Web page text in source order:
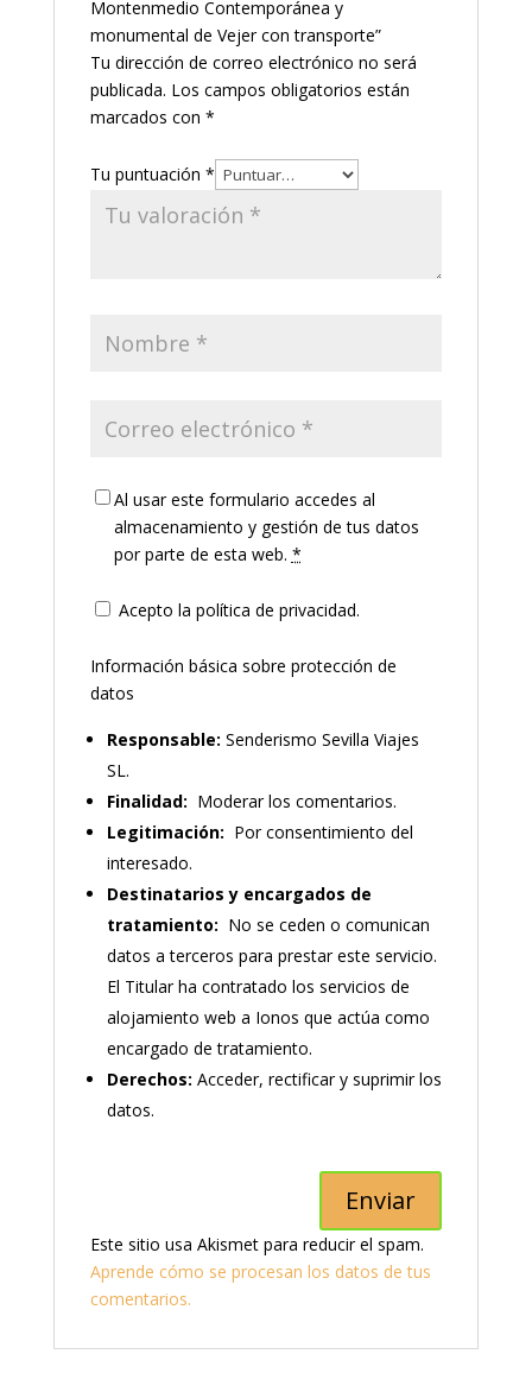
Montenmedio Contemporánea y
monumental de Vejer con transporte”
Tu dirección de correo electrónico no será
publicada. Los campos obligatorios están
marcados con *
Tu puntuación *
Al usar este formulario accedes al
almacenamiento y gestión de tus datos
por parte de esta web. *
Acepto la política de privacidad.
Información básica sobre protección de
datos
Responsable: Senderismo Sevilla Viajes
SL.
Finalidad: Moderar los comentarios.
Legitimación: Por consentimiento del
interesado.
Destinatarios y encargados de
tratamiento: No se ceden o comunican
datos a terceros para prestar este servicio.
El Titular ha contratado los servicios de
alojamiento web a Ionos que actúa como
encargado de tratamiento.
Derechos: Acceder, rectificar y suprimir los
datos.
Este sitio usa Akismet para reducir el spam.
Aprende cómo se procesan los datos de tus
comentarios.